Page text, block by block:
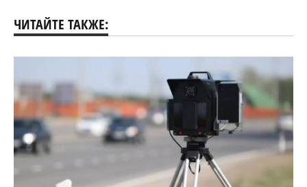
ЧИТАЙТЕ ТАКЖЕ: